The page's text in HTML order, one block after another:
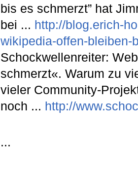
bis es schmerzt” hat
bei ... http://blog.erich-
wikipedia-offen-bleiben-
Schockwellenreiter:
schmerzt«. Warum zu
vieler Community-
noch ... http://
...